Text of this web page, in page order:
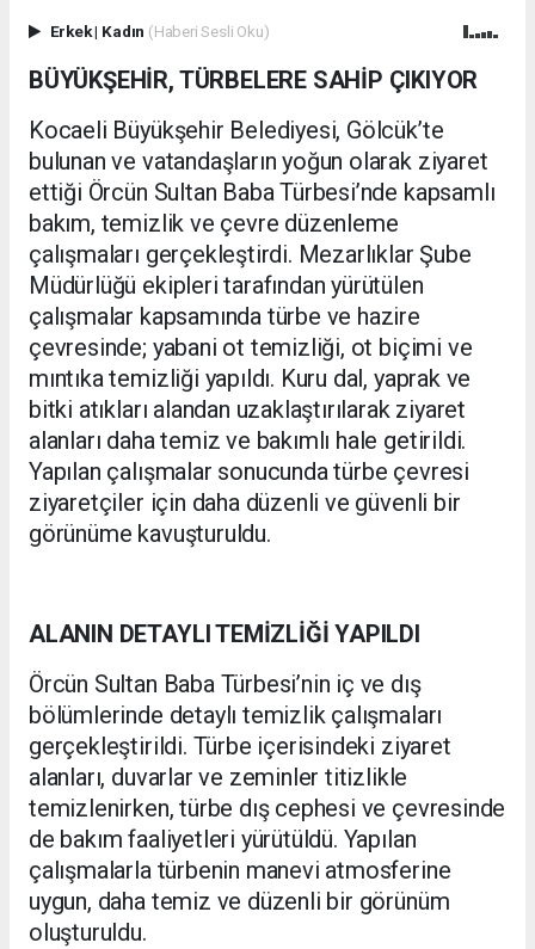
Erkek| Kadın (Haberi Sesli Oku)
BÜYÜKŞEHİR, TÜRBELERE SAHİP ÇIKIYOR
Kocaeli Büyükşehir Belediyesi, Gölcük’te
bulunan ve vatandaşların yoğun olarak ziyaret
ettiği Örcün Sultan Baba Türbesi’nde kapsamlı
bakım, temizlik ve çevre düzenleme
çalışmaları gerçekleştirdi. Mezarlıklar Şube
Müdürlüğü ekipleri tarafından yürütülen
çalışmalar kapsamında türbe ve hazire
çevresinde; yabani ot temizliği, ot biçimi ve
mıntıka temizliği yapıldı. Kuru dal, yaprak ve
bitki atıkları alandan uzaklaştırılarak ziyaret
alanları daha temiz ve bakımlı hale getirildi.
Yapılan çalışmalar sonucunda türbe çevresi
ziyaretçiler için daha düzenli ve güvenli bir
görünüme kavuşturuldu.
ALANIN DETAYLI TEMİZLİĞİ YAPILDI
Örcün Sultan Baba Türbesi’nin iç ve dış
bölümlerinde detaylı temizlik çalışmaları
gerçekleştirildi. Türbe içerisindeki ziyaret
alanları, duvarlar ve zeminler titizlikle
temizlenirken, türbe dış cephesi ve çevresinde
de bakım faaliyetleri yürütüldü. Yapılan
çalışmalarla türbenin manevi atmosferine
uygun, daha temiz ve düzenli bir görünüm
oluşturuldu.